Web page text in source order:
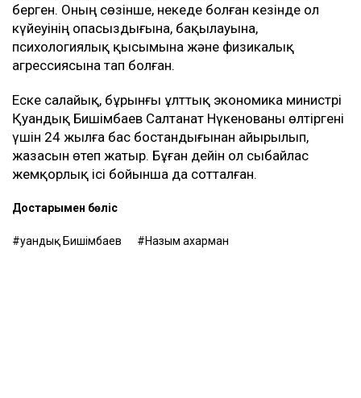
берген. Оның сөзінше, некеде болған кезінде ол
күйеуінің опасыздығына, бақылауына,
психологиялық қысымына және физикалық
агрессиясына тап болған.
Еске салайық, бұрынғы ұлттық экономика министрі
Қуандық Бишімбаев Салтанат Нүкенованы өлтіргені
үшін 24 жылға бас бостандығынан айырылып,
жазасын өтеп жатыр. Бұған дейін ол сыбайлас
жемқорлық ісі бойынша да сотталған.
Достарыңмен бөліс
Қуандық Бишімбаев Назым Қахарман